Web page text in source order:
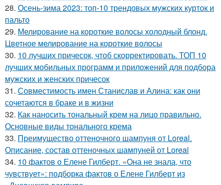
28. Осень-зима 2023: топ-10 трендовых мужских курток и
пальто
29. Мелирование на короткие волосы холодный блонд.
Цветное мелирование на короткие волосы
30. 10 лучших причесок, чтоб скорректировать. ТОП 10
лучших мобильных программ и приложений для подбора
мужских и женских причесок
31. Совместимость имен Станислав и Алина: как они
сочетаются в браке и в жизни
32. Как наносить тональный крем на лицо правильно.
Основные виды тонального крема
33. Преимущество оттеночного шампуня от Loreal.
Описание, состав оттеночных шампуней от Loreal
34. 10 фактов о Елене Гилберт. «Она не знала, что
чувствует»: подборка фактов о Елене Гилберт из